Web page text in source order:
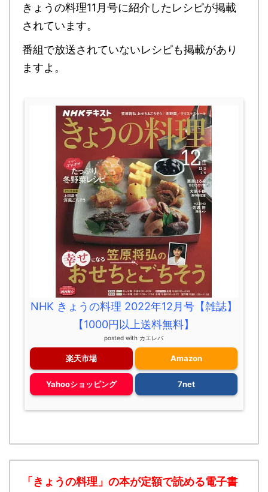
きょうの料理11月号に紹介したレシピが掲載
されています。
番組で放送されていないレシピも掲載があり
ますよ。
NHK きょうの料理 2022年12月号【雑誌】
【1000円以上送料無料】
posted with カエレバ
楽天市場 Amazon
Yahooショッピング 7net
「きょうの料理」の本が定額で読める電子書